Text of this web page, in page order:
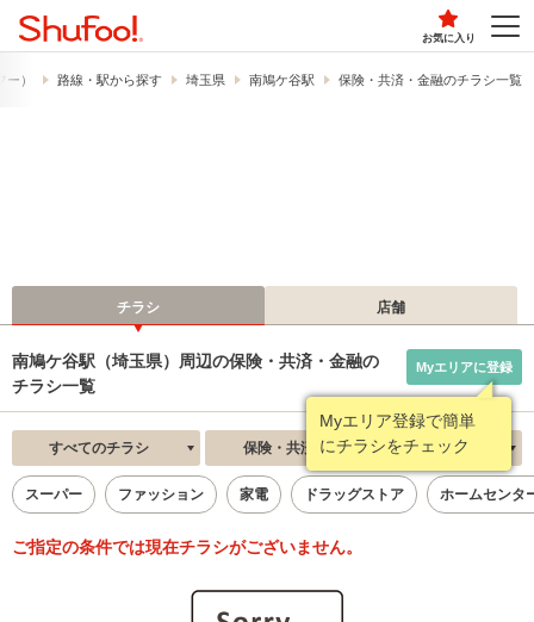
お気に入り
） 路線・駅から探す 埼玉県 南鳩ケ谷駅 保険・共済・金融のチラシ一覧
チラシ 店舗
南鳩ケ谷駅（埼玉県）周辺の保険・共済・金融の
チラシ一覧
Myエリア登録で簡単
にチラシをチェック
Myエリアに登録
すべてのチラシ 保険・共済・金融 新着順
スーパー ファッション 家電 ドラッグストア ホームセンタ
ご指定の条件では現在チラシがございません。